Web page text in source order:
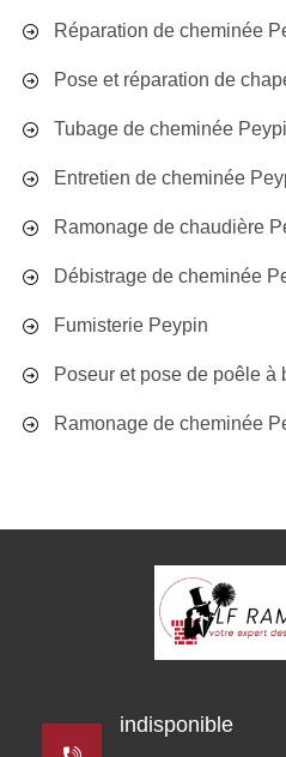
Réparation de cheminée
Pose et réparation de
Tubage de cheminée
Entretien de cheminée
Ramonage de chaudière
Débistrage de cheminée
Fumisterie Peypin
Poseur et pose de poêle à
Ramonage de cheminée
indisponible